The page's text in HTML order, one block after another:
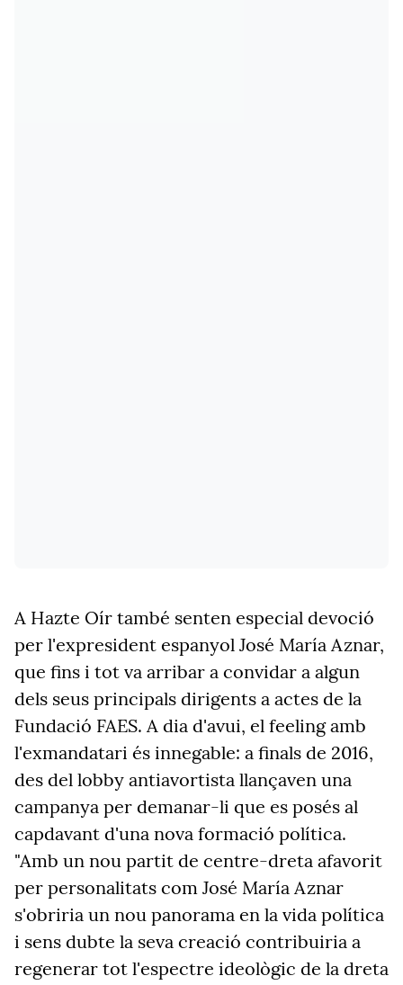
A Hazte Oír també senten especial devoció
per l'expresident espanyol José María Aznar,
que fins i tot va arribar a convidar a algun
dels seus principals dirigents a actes de la
Fundació FAES. A dia d'avui, el feeling amb
l'exmandatari és innegable: a finals de 2016,
des del lobby antiavortista llançaven una
campanya per demanar-li que es posés al
capdavant d'una nova formació política.
"Amb un nou partit de centre-dreta afavorit
per personalitats com José María Aznar
s'obriria un nou panorama en la vida política
i sens dubte la seva creació contribuiria a
regenerar tot l'espectre ideològic de la dreta